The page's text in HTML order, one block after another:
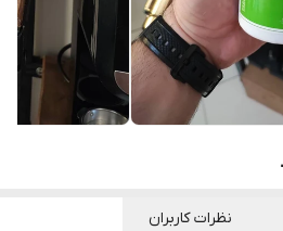
نظرات کاربران